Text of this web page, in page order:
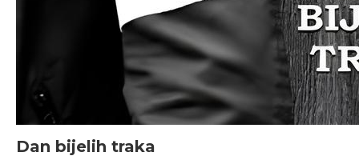
Dan bijelih traka